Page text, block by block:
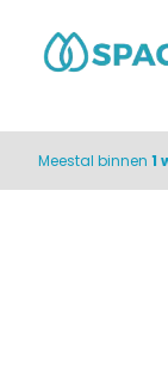
Meestal binnen 1